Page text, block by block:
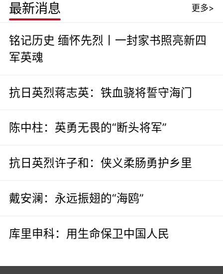
最新消息 更多>
铭记历史 缅怀先烈丨一封家书照亮新四
军英魂
抗日英烈蒋志英：铁血骁将誓守海门
陈中柱：英勇无畏的“断头将军”
抗日英烈许子和：侠义柔肠勇护乡里
戴安澜：永远振翅的“海鸥”
库里申科：用生命保卫中国人民